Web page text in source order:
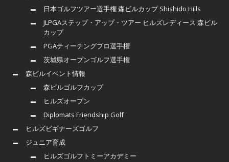
日本ゴルフツアー選手権 森ビルカップ Shishido Hills
JLPGAステップ・アップ・ツアー ヒルズレディース 森ビル
カップ
PGAティーチングプロ選手権
茨城県オープンゴルフ選手権
森ビルイベント情報
森ビルゴルフカップ
ヒルズオープン
Diplomats Friendship Golf
ヒルズビギナーズゴルフ
ジュニア育成
ヒルズゴルフトミーアカデミー